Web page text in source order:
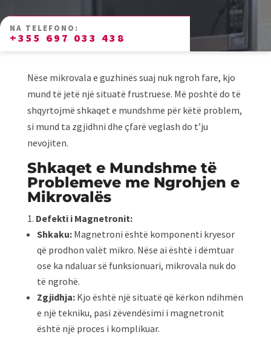
NA TELEFONO:
+355 697 033 438
Nëse mikrovala e guzhinës suaj nuk ngroh fare, kjo
mund të jetë një situatë frustruese. Më poshtë do të
shqyrtojmë shkaqet e mundshme për këtë problem,
si mund ta zgjidhni dhe çfarë veglash do t’ju
nevojiten.
Shkaqet e Mundshme të
Problemeve me Ngrohjen e
Mikrovalës
Defekti i Magnetronit:
Shkaku:Magnetroni është komponenti kryesor
që prodhon valët mikro. Nëse ai është i dëmtuar
ose ka ndaluar së funksionuari, mikrovala nuk do
të ngrohë.
Zgjidhja:Kjo është një situatë që kërkon ndihmën
e një tekniku, pasi zëvendësimi i magnetronit
është një proces i komplikuar.